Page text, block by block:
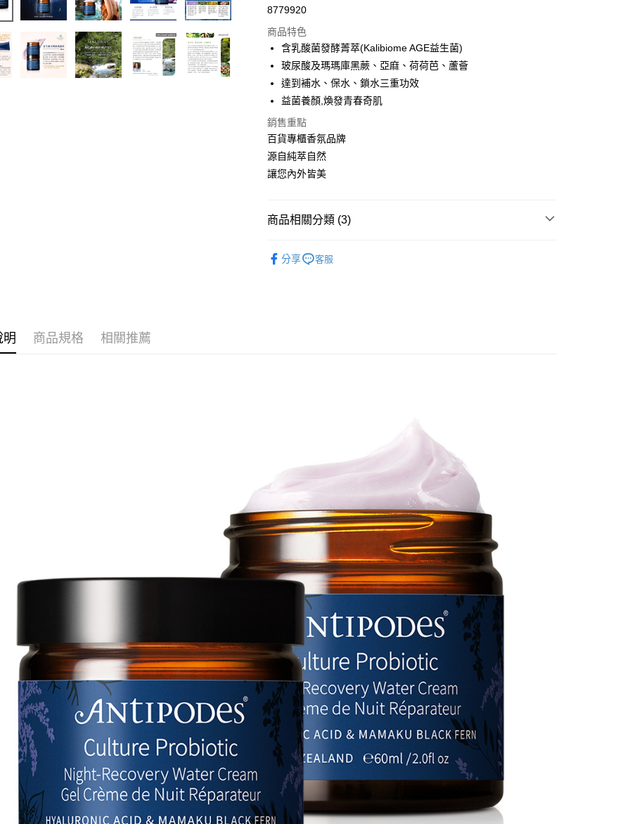
LINE Pay
Apple Pay
ATM付款
運送方式
全家取貨付款
付款後全家取貨
7-11取貨付款
8779920
商品特色
含乳酸菌發酵菁萃(Kalibiome AGE益生菌)
玻尿酸及瑪瑪庫黑蕨、亞麻、荷荷芭、蘆薈
達到補水、保水、鎖水三重功效
益菌養顏,煥發青春奇肌
銷售重點
百貨專櫃香氛品牌
源自純萃自然
讓您內外皆美
商品相關分類 (3)
分享 客服
明 商品規格 相關推薦